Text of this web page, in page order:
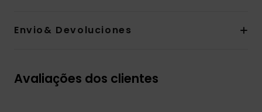
Envio& Devoluciones
Avaliações dos clientes